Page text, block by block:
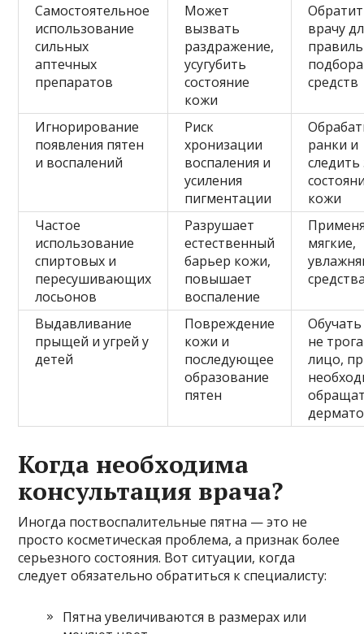
Самостоятельное
использование
сильных
аптечных
препаратов
Может
вызвать
раздражение,
усугубить
состояние
кожи
врачу
подбора
средств
Игнорирование
появления пятен
и воспалений
Риск
хронизации
воспаления и
усиления
пигментации
ранки и
следить
кожи
Частое
использование
спиртовых и
пересушивающих
лосьонов
Разрушает
естественный
барьер кожи,
повышает
воспаление
мягкие,
Выдавливание
прыщей и угрей у
детей
Повреждение
кожи и
последующее
образование
пятен
не
лицо,
Когда необходима
консультация врача?
Иногда поствоспалительные пятна — это не
просто косметическая проблема, а признак более
серьезного состояния. Вот ситуации, когда
следует обязательно обратиться к специалисту:
Пятна увеличиваются в размерах или